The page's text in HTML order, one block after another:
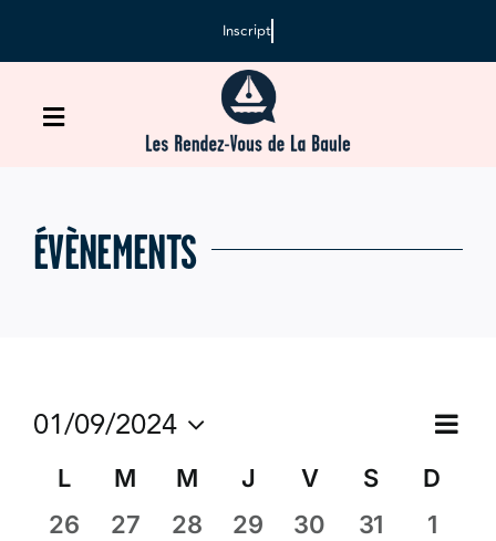
Toggle
Médiathèque
ÉVÈNEMENTS
par
Mois
01/09/2024
Sélectionnez
une
date.
Calendrier
de
L M M J V S
D
0
26
0
27
0
28
0
29
0
30
0
31
0
1